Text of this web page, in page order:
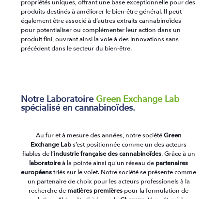
propriétés uniques, offrant une base exceptionnelle pour des
produits destinés à améliorer le bien-être général. Il peut
également être associé à d’autres extraits cannabinoïdes
pour potentialiser ou complémenter leur action dans un
produit fini, ouvrant ainsi la voie à des innovations sans
précédent dans le secteur du bien-être.
Notre Laboratoire Green Exchange Lab
spécialisé en cannabinoïdes.
Au fur et à mesure des années, notre sociétéGreen
Exchange Labs’est positionnée comme un des acteurs
fiables de l’industrie française des cannabinoïdes. Grâce à un
laboratoireà la pointe ainsi qu’un réseau de partenaires
européenstriés sur le volet. Notre société se présente comme
un partenaire de choix pour les acteurs professionels à la
recherche de matières premières pour la formulation de